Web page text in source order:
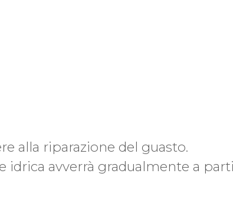
alla riparazione del guasto.
avverrà gradualmente a